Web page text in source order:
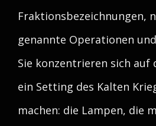
Fraktionsbezeichnungen,
genannte Operationen
Sie konzentrieren sich auf
ein Setting des Kalten
machen: die Lampen, die